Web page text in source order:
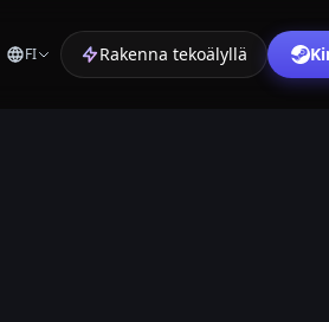
FI Rakenna tekoälyllä